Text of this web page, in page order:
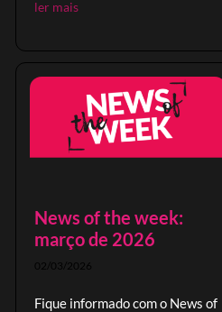
global.
ler mais
News of the week:
março de 2026
02/03/2026
Fique informado com o News of